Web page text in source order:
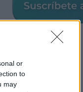
or
to
may
Los más vistos